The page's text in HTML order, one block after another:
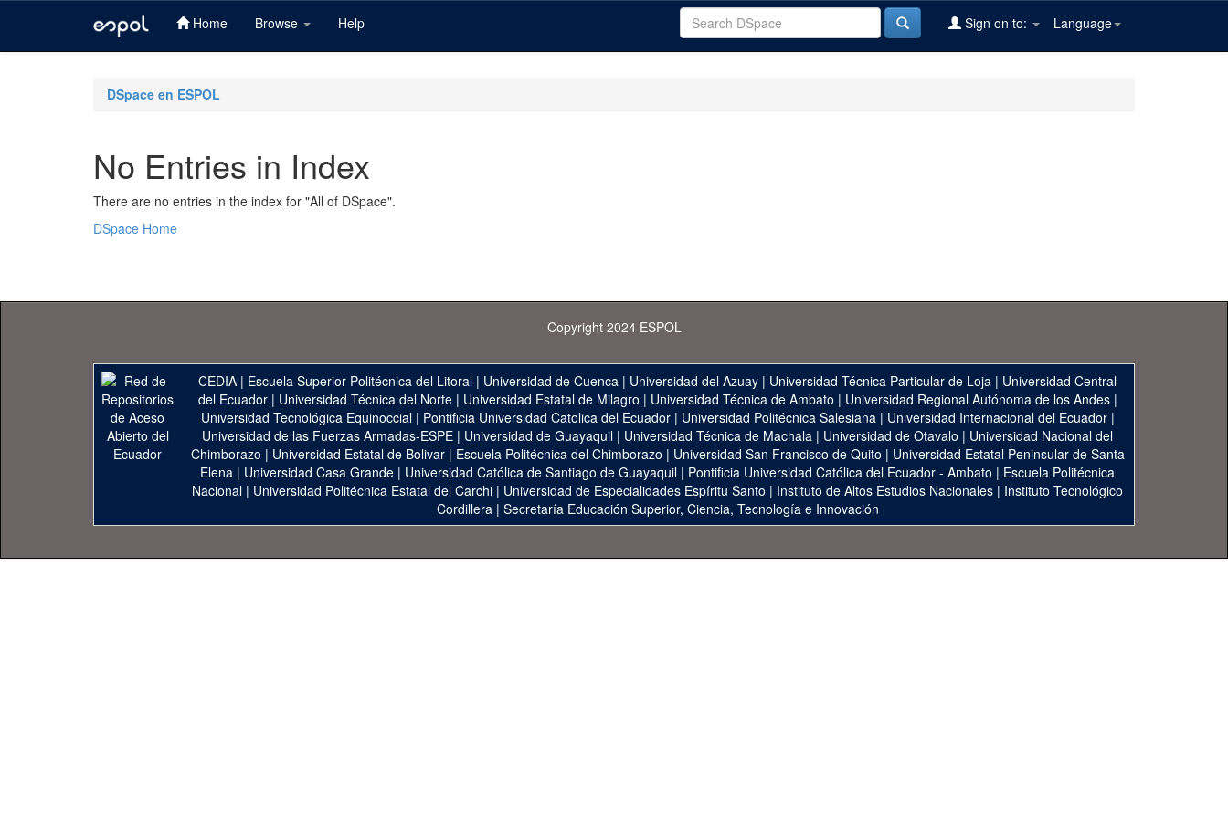
Home Browse Help Language
Sign on to:
DSpace en ESPOL
No Entries in Index
There are no entries in the index for "All of DSpace".
DSpace Home
Copyright 2024 ESPOL
CEDIA | Escuela Superior Politécnica del Litoral | Universidad de Cuenca | Universidad del Azuay | Universidad Técnica Particular de Loja | Universidad Central
del Ecuador| Universidad Técnica del Norte| Universidad Estatal de Milagro | Universidad Técnica de Ambato | Universidad Regional Autónoma de los Andes|
Universidad Tecnológica Equinoccial| Pontificia Universidad Catolica del Ecuador| Universidad Politécnica Salesiana| Universidad Internacional del Ecuador|
Universidad de las Fuerzas Armadas-ESPE | Universidad de Guayaquil | Universidad Técnica de Machala | Universidad de Otavalo | Universidad Nacional del
Chimborazo | Universidad Estatal de Bolivar| Escuela Politécnica del Chimborazo | Universidad San Francisco de Quito | Universidad Estatal Peninsular de Santa
Elena | Universidad Casa Grande | Universidad Católica de Santiago de Guayaquil | Pontificia Universidad Católica del Ecuador - Ambato | Escuela Politécnica
Nacional | Universidad Politécnica Estatal del Carchi | Universidad de Especialidades Espíritu Santo | Instituto de Altos Estudios Nacionales | Instituto Tecnológico
Cordillera| Secretaría Educación Superior, Ciencia, Tecnología e Innovación